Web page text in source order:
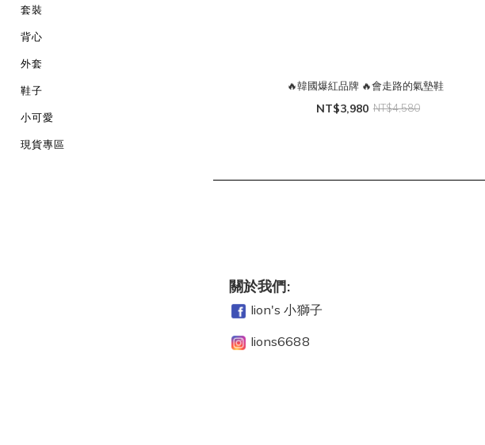
套裝
背心
外套
鞋子
小可愛
現貨專區
🔥韓國爆紅品牌 🔥會走路的氣墊鞋
NT$3,980 NT$4,580
關於我們:
lion's 小獅子
lions6688